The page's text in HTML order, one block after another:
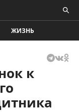
ЖИЗНЬ
к